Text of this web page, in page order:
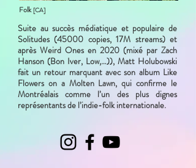
Folk[CA]
Suite au succès médiatique et populaire de
Solitudes (45000 copies, 17M streams) et
après Weird Ones en 2020 (mixé par Zach
Hanson (Bon Iver, Low,…)), Matt Holubowski
fait un retour marquant avec son album Like
Flowers on a Molten Lawn, qui confirme le
Montréalais comme l’un des plus dignes
représentants de l’indie-folk internationale.